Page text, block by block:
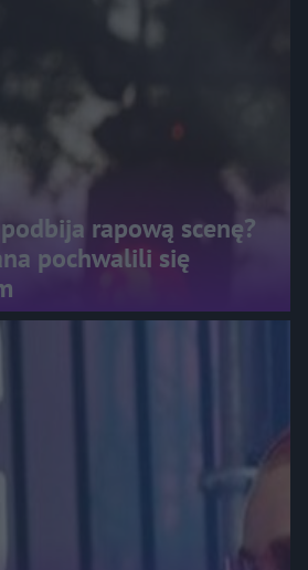
rapową scenę?
pochwalili się